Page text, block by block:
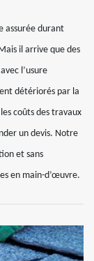
assurée durant
il arrive que des
l’usure
détériorés par la
coûts des travaux
un devis. Notre
et sans
en main-d’œuvre.